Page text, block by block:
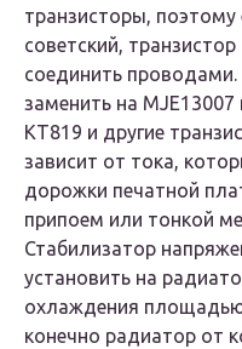
транзисторы,
советский,
соединить
заменить на
КТ819 и другие
зависит от тока,
дорожки печатной
припоем или тонкой
Стабилизатор
установить на
охлаждения
конечно радиатор от